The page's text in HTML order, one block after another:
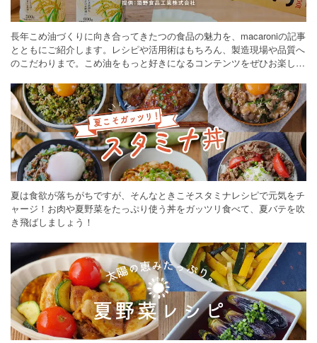
長年こめ油づくりに向き合ってきたつの食品の魅力を、macaroniの記事
とともにご紹介します。レシピや活用術はもちろん、製造現場や品質へ
のこだわりまで。こめ油をもっと好きになるコンテンツをぜひお楽しみ
夏は食欲が落ちがちですが、そんなときこそスタミナレシピで元気をチ
ャージ！お肉や夏野菜をたっぷり使う丼をガッツリ食べて、夏バテを吹
き飛ばしましょう！